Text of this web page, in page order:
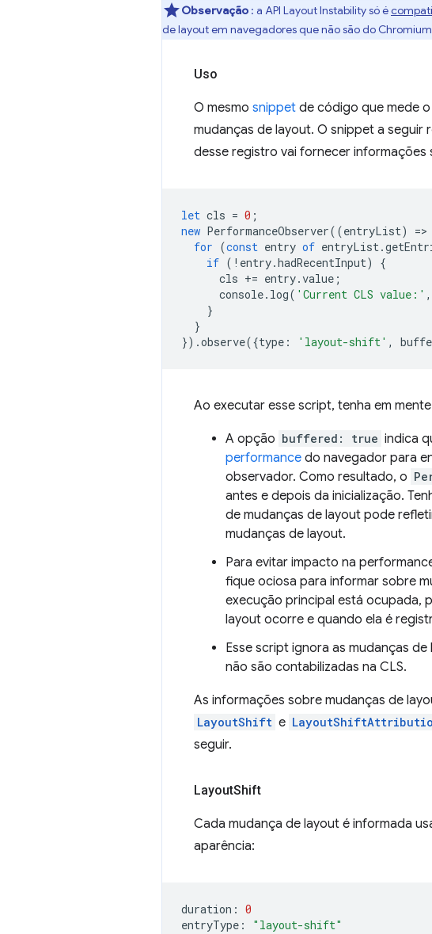
Observação : a API Layout Instability só é
de layout em navegadores que não são do
Uso
O mesmo snippet de código que mede o
mudanças de layout. O snippet a
desse registro vai fornecer
let cls = 0 ;
new PerformanceObserver((entryList) =>
for (const entry of entryList.
if ( ! entry.hadRecentInput)
{
cls += entry.value ;
console. log( 'Current CLS value:' ,
}
}
}).observe({type : 'layout-shift' ,
Ao executar esse script, tenha em
A opção buffered: true indica
performance do navegador para
observador. Como resultado, o
antes e depois da inicialização.
de mudanças de layout pode
mudanças de layout.
Para evitar impacto na
fique ociosa para informar sobre
execução principal está ocupada,
layout ocorre e quando ela é
Esse script ignora as mudanças
não são contabilizadas na CLS.
As informações sobre mudanças de
LayoutShift e
seguir.
LayoutShift
Cada mudança de layout é informada
aparência:
duration : 0
entryType :
"layout-shift"